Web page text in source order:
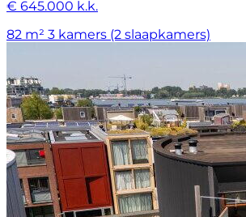
€ 645.000 k.k.
82 m² 3 kamers (2 slaapkamers)